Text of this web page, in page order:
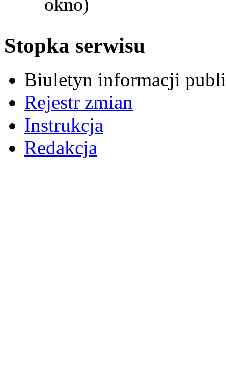
Stopka serwisu
Biuletyn informacji
Rejestr zmian
Instrukcja
Redakcja